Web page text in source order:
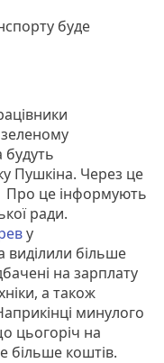
буде
будуть
Пушкіна. Через це
Про це інформують
ради.
у
більше
на зарплату
а також
минулого
цьогоріч на
більше коштів.